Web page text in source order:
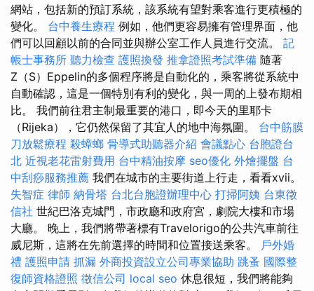
網站，包括新的預訂系統，該系統有望對乘客進行更積極的
變化。 台中養生療程 例如，他們更容易擁有管理界面，他
們可以回顧以前的合同並與辦公室工作人員進行交流。 記
帳士事務所 聽力檢查 護照換發 推拿證照考試準備 隨著
Z（S）Eppelin的多個程序將是自動化的，乘客將從系統中
自動確認，這是一個特別有利的變化，與一周的上發布期相
比。 我們前往君主制最重要的港口，即今天的里耶卡
（Rijeka），它仍然保留了其宜人的地中海氛圍。 台中筋膜
刀放鬆療程 殺蟑螂 骨導式助聽器介紹 會議點心 台胞證台
北 近視老花雷射費用 台中精油按摩 seo優化 外燴擺盤 台
中刮痧服務推薦 我們在城市的主要街道上行走，看看xvii。
失智症 律師 納骨塔 台北台胞證辦理中心 打掃阿姨 台東徵
信社 世紀巴洛克城門，市政廳和政府宮，劇院大樓和市場
大廳。 晚上，我們將帶著標有Travelorigo的公共汽車前往
威尼斯，這將在先前選擇的時間和位置接送乘客。 戶外婚
禮 護照申請 抓漏 外商投資設立公司專業協助 跳蚤 國際整
復師資格證照 徵信公司 local seo 休息很短，我們將能夠